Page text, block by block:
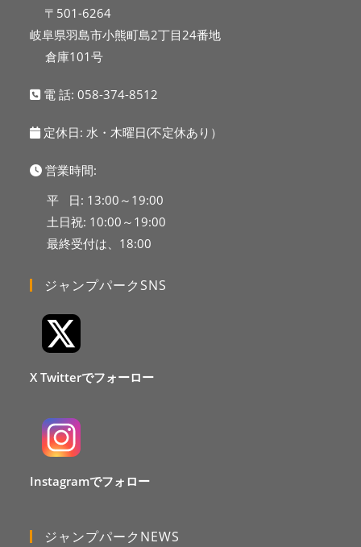
〒501-6264
岐阜県羽島市小熊町島2丁目24番地
倉庫101号
電 話:058-374-8512
定休日: 水・木曜日(不定休あり）
営業時間:
平 日: 13:00～19:00
土日祝: 10:00～19:00
最終受付は、18:00
ジャンプパークSNS
X Twitterでフォーロー
Instagramでフォロー
ジャンプパークNEWS